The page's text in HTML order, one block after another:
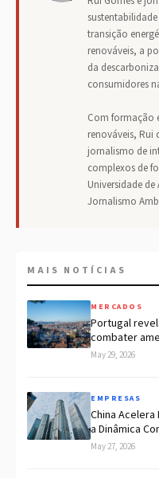
transição
renováveis, a
da
consumidores
Com formação
renováveis,
jornalismo de
complexos de
Universidade
Jornalismo
MAIS NOTÍCIAS
MERCADOS
Portugal
combater
May 29, 2026
EMPRESAS
China
a Dinâmica
May 27, 2026